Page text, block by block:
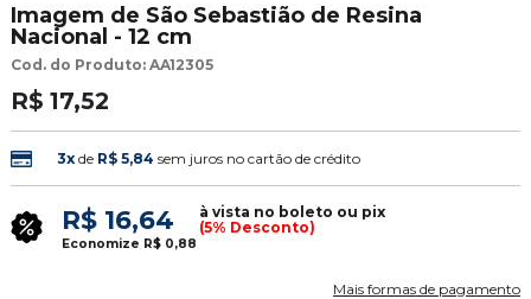
Imagem de São Sebastião de Resina
Nacional - 12 cm
Cod. do Produto: AA12305
R$ 17,52
3xde R$ 5,84 sem juros no cartão de crédito
R$ 16,64
à vista no boleto ou pix
(5% Desconto)
Economize R$ 0,88
Mais formas de pagamento